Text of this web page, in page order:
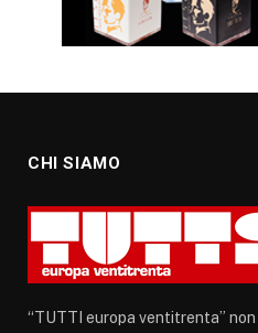
CHI SIAMO
“TUTTI europa ventitrenta”